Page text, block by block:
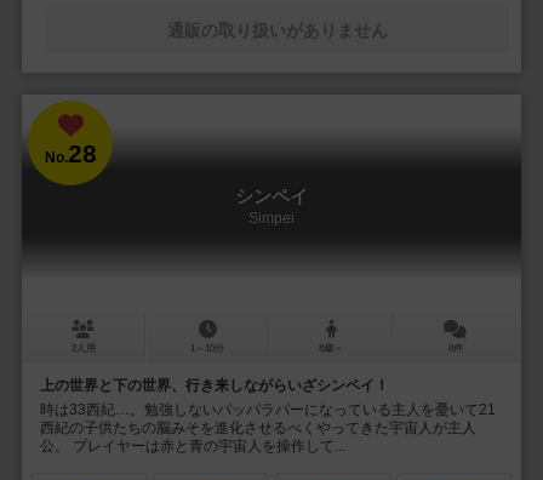
通販の取り扱いがありません
No.28
シンペイ
Simpei
2人用 1～10分 8歳～ 8件
上の世界と下の世界、行き来しながらいざシンペイ！
時は33西紀…。勉強しないパッパラパーになっている主人を憂いて21
西紀の子供たちの脳みそを進化させるべくやってきた宇宙人が主人
公。 プレイヤーは赤と青の宇宙人を操作して...